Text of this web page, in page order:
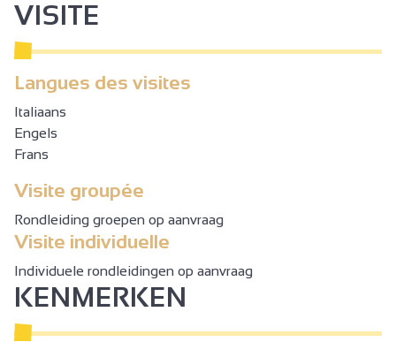
De seminarruimte van 60 m² kan worden gebruikt voor
zakelijke bijeenkomsten of evenementen, en het
biedt ook een scala aan cateringservices.
Er worden het hele jaar door talloze activiteiten
aangeboden: activ'bike, aqua stand up, activ'tonic,
activ'santé, école du dos, activ'dos, activ'palmes
(body balance, body attaxck, body Pump),
CAF....verjaardagen van kinderen, vrijgezellenfeesten,
maandelijkse entertainmentavonden....
VISITE
Langues des visites
Italiaans
Engels
Frans
Visite groupée
Rondleiding groepen op aanvraag
Visite individuelle
Individuele rondleidingen op aanvraag
KENMERKEN